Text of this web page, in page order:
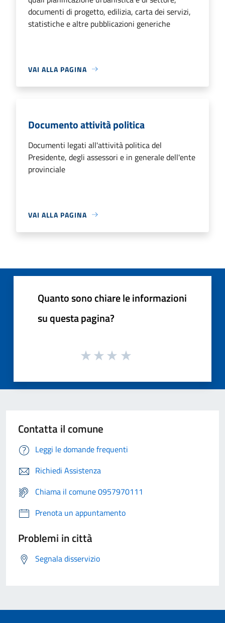
documenti di progetto, edilizia, carta dei servizi,
statistiche e altre pubblicazioni generiche
VAI ALLA PAGINA
Documento attività politica
Documenti legati all'attività politica del
Presidente, degli assessori e in generale dell'ente
provinciale
VAI ALLA PAGINA
Quanto sono chiare le informazioni
su questa pagina?
Contatta il comune
Leggi le domande frequenti
Richiedi Assistenza
Chiama il comune 0957970111
Prenota un appuntamento
Problemi in città
Segnala disservizio